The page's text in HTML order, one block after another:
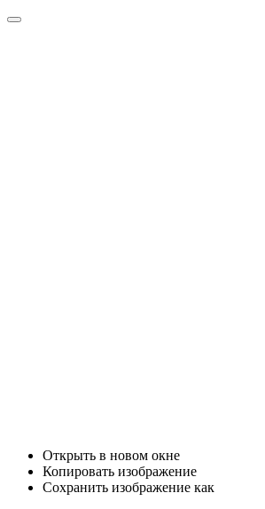
Открыть в новом окне
Копировать изображение
Сохранить изображение как